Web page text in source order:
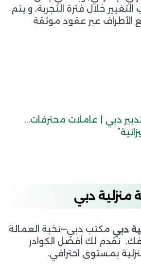
خلال فترة التجربة، و يتم
عبر عقود موثقة
دبي | عاملات محترفات…
”
منزلية دبي
دبي مكتب دبي—نخبة العمالة
نقدم لك أفضل الكوادر
بمستوى احترافي.